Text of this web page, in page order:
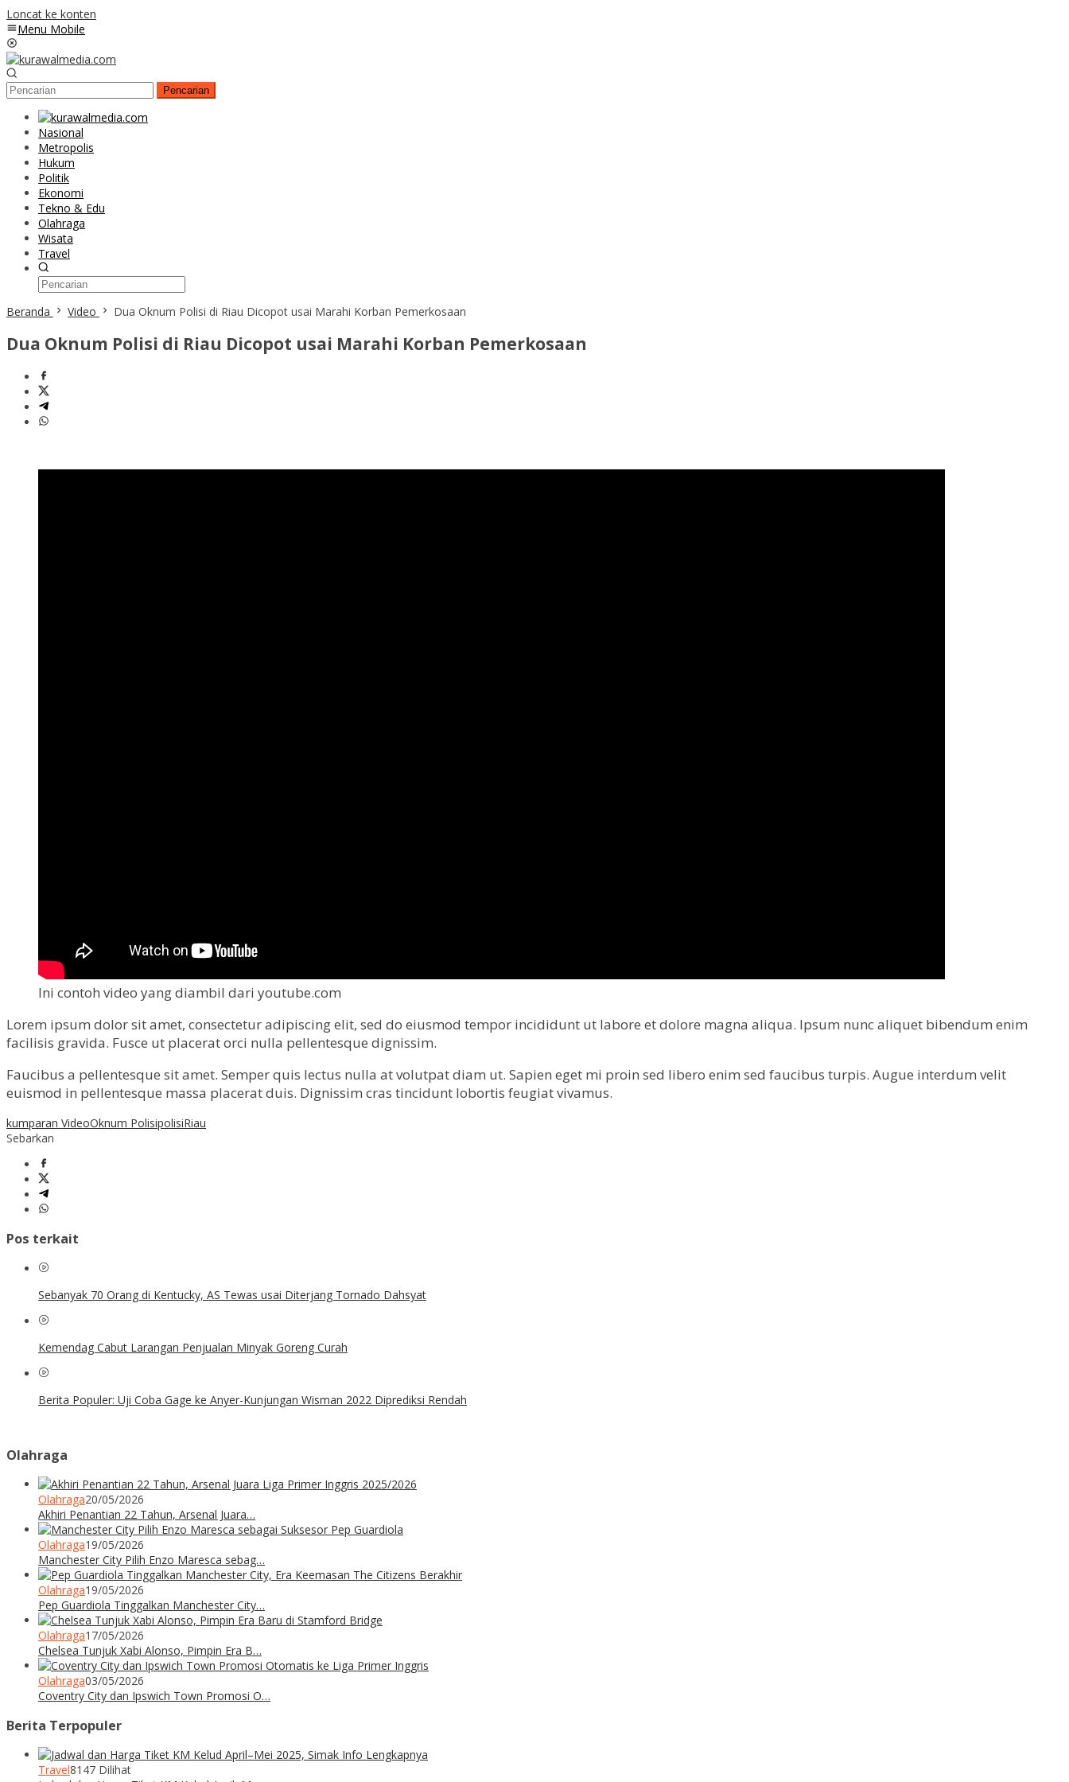
Loncat ke konten
Menu Mobile
Pencarian
Nasional
Metropolis
Hukum
Politik
Ekonomi
Tekno & Edu
Olahraga
Wisata
Travel
Beranda Video Dua Oknum Polisi di Riau Dicopot usai Marahi Korban Pemerkosaan
Dua Oknum Polisi di Riau Dicopot usai Marahi Korban Pemerkosaan
Ini contoh video yang diambil dari youtube.com
Lorem ipsum dolor sit amet, consectetur adipiscing elit, sed do eiusmod tempor incididunt ut labore et dolore magna aliqua. Ipsum nunc aliquet bibendum enim
facilisis gravida. Fusce ut placerat orci nulla pellentesque dignissim.
Faucibus a pellentesque sit amet. Semper quis lectus nulla at volutpat diam ut. Sapien eget mi proin sed libero enim sed faucibus turpis. Augue interdum velit
euismod in pellentesque massa placerat duis. Dignissim cras tincidunt lobortis feugiat vivamus.
kumparan VideoOknum PolisipolisiRiau
Sebarkan
Pos terkait
Sebanyak 70 Orang di Kentucky, AS Tewas usai Diterjang Tornado Dahsyat
Kemendag Cabut Larangan Penjualan Minyak Goreng Curah
Berita Populer: Uji Coba Gage ke Anyer-Kunjungan Wisman 2022 Diprediksi Rendah
Olahraga
Olahraga20/05/2026
Akhiri Penantian 22 Tahun, Arsenal Juara…
Olahraga19/05/2026
Manchester City Pilih Enzo Maresca sebag…
Olahraga19/05/2026
Pep Guardiola Tinggalkan Manchester City…
Olahraga17/05/2026
Chelsea Tunjuk Xabi Alonso, Pimpin Era B…
Olahraga03/05/2026
Coventry City dan Ipswich Town Promosi O…
Berita Terpopuler
Travel8147 Dilihat